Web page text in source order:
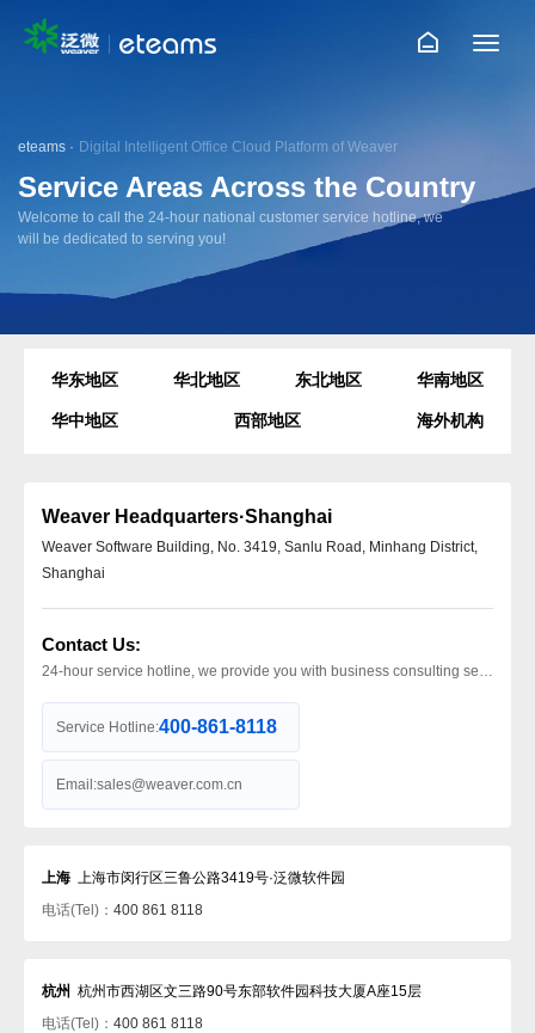
eteams · Digital Intelligent Office Cloud Platform of Weaver
Service Areas Across the Country
Welcome to call the 24-hour national customer service hotline, we
will be dedicated to serving you!
华东地区 华北地区 东北地区 华南地区
华中地区 西部地区 海外机构
Weaver Headquarters·Shanghai
Weaver Software Building, No. 3419, Sanlu Road, Minhang District,
Shanghai
Contact Us:
24-hour service hotline, we provide you with business consulting services around the clock.
Service Hotline:400-861-8118
Email:sales@weaver.com.cn
上海 上海市闵行区三鲁公路3419号·泛微软件园
电话(Tel)： 400 861 8118
杭州 杭州市西湖区文三路90号东部软件园科技大厦A座15层
电话(Tel)： 400 861 8118